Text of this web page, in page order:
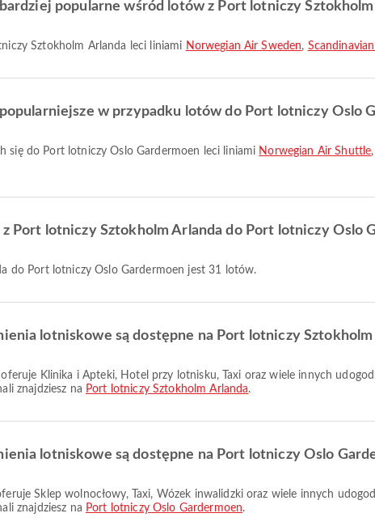
popularne wśród lotów z Port lotniczy Sztokholm
Sztokholm Arlanda leci liniami Norwegian Air Sweden,
w przypadku lotów do Port lotniczy Oslo
się do Port lotniczy Oslo Gardermoen leci liniami Norwegian Air Shuttle,
Port lotniczy Sztokholm Arlanda do Port lotniczy Oslo
do Port lotniczy Oslo Gardermoen jest 31 lotów.
lotniskowe są dostępne na Port lotniczy Sztokholm
znajdziesz na Port lotniczy Sztokholm Arlanda.
lotniskowe są dostępne na Port lotniczy Oslo
znajdziesz na Port lotniczy Oslo Gardermoen.